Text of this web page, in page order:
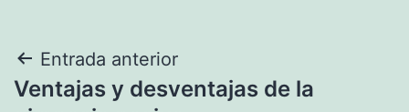
Navegación
Entrada anterior
Ventajas y desventajas de la